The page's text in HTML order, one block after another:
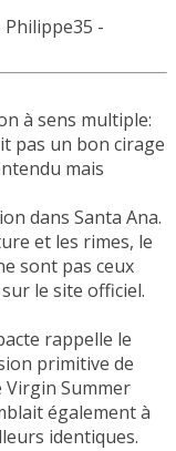
Philippe35 -
à sens multiple:
pas un bon cirage
mais
dans Santa Ana.
et les rimes, le
sont pas ceux
le site officiel.
rappelle le
primitive de
Virgin Summer
également à
identiques.